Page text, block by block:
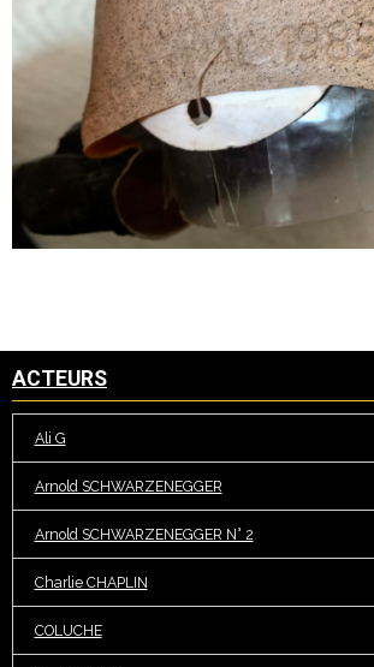
ACTEURS
Ali G
Arnold SCHWARZENEGGER
Arnold SCHWARZENEGGER N° 2
Charlie CHAPLIN
COLUCHE